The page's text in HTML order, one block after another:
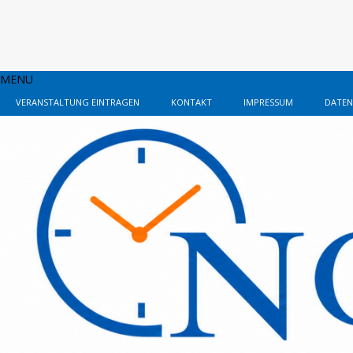
MENU
VERANSTALTUNG EINTRAGEN KONTAKT IMPRESSUM